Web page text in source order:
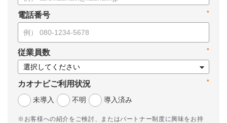
*
電話番号
*
従業員数
*
カオナビご利用状況
未導入
不明 導入済み
※お客様への紹介をご検討、またはパートナー制度に興味をお持